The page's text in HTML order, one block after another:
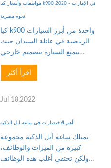
مواصفات وأسعار كيا k900 2020 في الإمارات -
نجوم مصرية
كيا k900 واحدة من أبرز السيارات
الرياضية في عائلة السيدان حيث
تتمتع السيارة بتصميم خارجي
ذلك في الخطوط الحادة الأمامية
اقرأ أكثر
Jul 18,2022
أهم الاختصارات في ساعة آبل الذكية
تمتلك ساعة آبل الذكية مجموعة
كبيرة من الميزات والوظائف،
ولكن تختفي أغلب هذه الوظائف